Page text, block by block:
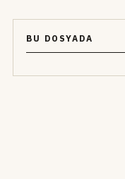
BU DOSYADA